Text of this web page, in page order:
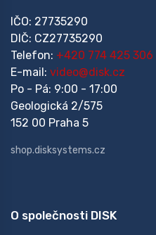
IČO: 27735290
DIČ: CZ27735290
Telefon: +420 774 425 306
E-mail: video@disk.cz
Po - Pá: 9:00 - 17:00
Geologická 2/575
152 00 Praha 5
shop.disksystems.cz
O společnosti DISK